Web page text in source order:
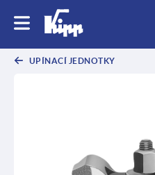
UPÍNACÍ JEDNOTKY